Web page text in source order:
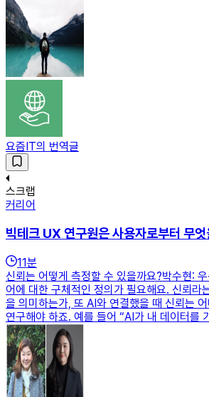
요즘IT의 번역글
스크랩
커리어
빅테크 UX 연구원은 사용자로부터 무
11분
신뢰는 어떻게 측정할 수 있을까요?박수현:
어에 대한 구체적인 정의가 필요해요. 신뢰라
을 의미하는가, 또 AI와 연결했을 때 신뢰는
연구해야 하죠. 예를 들어 “AI가 내 데이터를